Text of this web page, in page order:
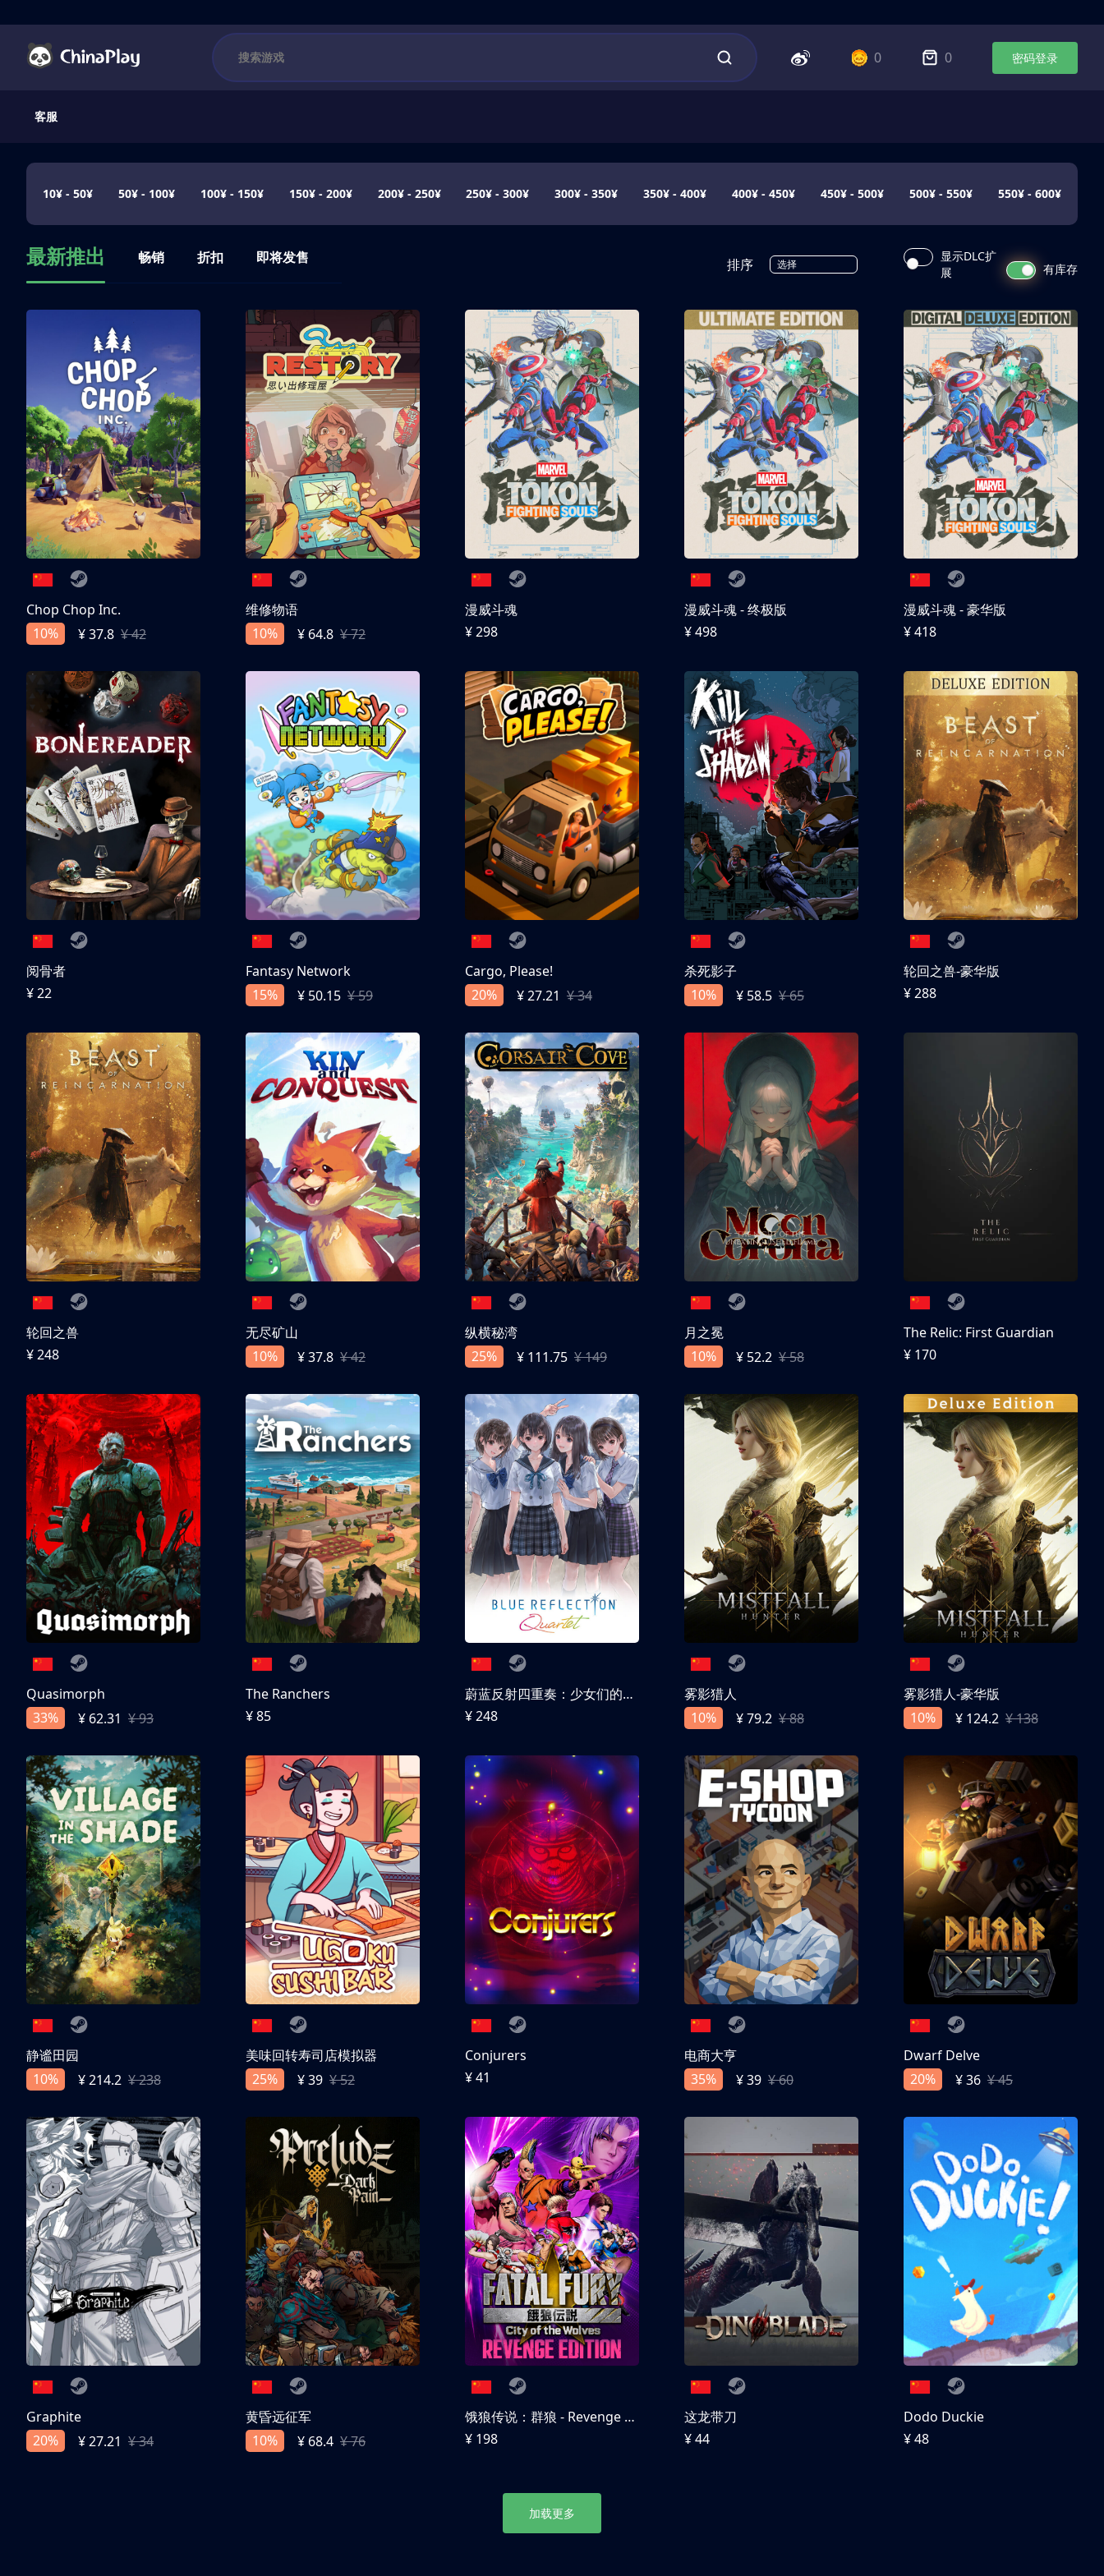
0 0 密码登录
客服
10¥ - 50¥ 50¥ - 100¥ 100¥ - 150¥ 150¥ - 200¥ 200¥ - 250¥ 250¥ - 300¥ 300¥ - 350¥ 350¥ - 400¥ 400¥ - 450¥ 450¥ - 500¥ 500¥ - 550¥ 550¥ - 600¥
最新推出 畅销 折扣 即将发售 排序 选择
显示DLC扩
展
有库存
Chop Chop Inc.
10%
¥ 37.8 ¥ 42
维修物语
10%
¥ 64.8 ¥ 72
漫威斗魂
¥ 298
漫威斗魂 - 终极版
¥ 498
漫威斗魂 - 豪华版
¥ 418
阅骨者
¥ 22
Fantasy Network
15%
¥ 50.15 ¥ 59
Cargo, Please!
20%
¥ 27.21 ¥ 34
杀死影子
10%
¥ 58.5 ¥ 65
轮回之兽-豪华版
¥ 288
轮回之兽
¥ 248
无尽矿山
10%
¥ 37.8 ¥ 42
纵横秘湾
25%
¥ 111.75 ¥ 149
月之冕
10%
¥ 52.2 ¥ 58
The Relic: First Guardian
¥ 170
Quasimorph
33%
¥ 62.31 ¥ 93
The Ranchers
¥ 85
蔚蓝反射四重奏：少女们的奇迹
¥ 248
雾影猎人
10%
¥ 79.2 ¥ 88
雾影猎人-豪华版
10%
¥ 124.2 ¥ 138
静谧田园
10%
¥ 214.2 ¥ 238
美味回转寿司店模拟器
25%
¥ 39 ¥ 52
Conjurers
¥ 41
电商大亨
35%
¥ 39 ¥ 60
Dwarf Delve
20%
¥ 36 ¥ 45
Graphite
20%
¥ 27.21 ¥ 34
黄昏远征军
10%
¥ 68.4 ¥ 76
饿狼传说：群狼 - Revenge Edition
¥ 198
这龙带刀
¥ 44
Dodo Duckie
¥ 48
加载更多